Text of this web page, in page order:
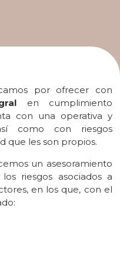
por ofrecer con
en cumplimiento
con una operativa y
como con riesgos
que les son propios.
un asesoramiento
riesgos asociados a
en los que, con el